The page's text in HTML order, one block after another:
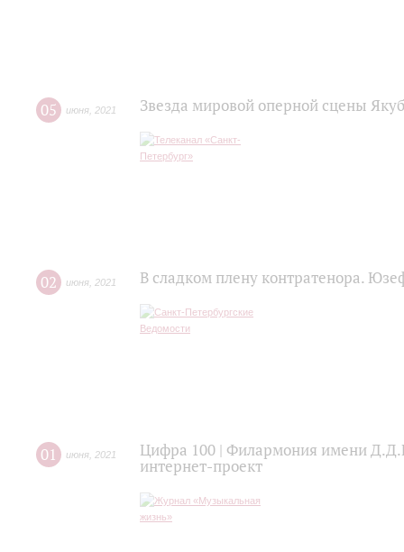
05 июня 2021 Звезда мировой оперной сцены
02 июня 2021 В сладком плену контратенора.
01 июня 2021
Цифра 100 | Филармония имени
интернет-проект